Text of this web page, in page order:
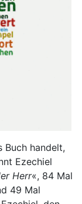
Buch handelt,
Ezechiel
Herr«, 84 Mal
49 Mal